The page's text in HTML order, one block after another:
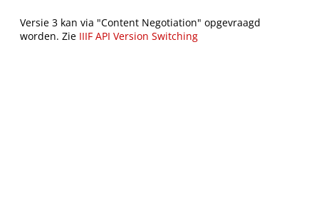
Versie 3 kan via "Content Negotiation" opgevraagd
worden. Zie IIIF API Version Switching